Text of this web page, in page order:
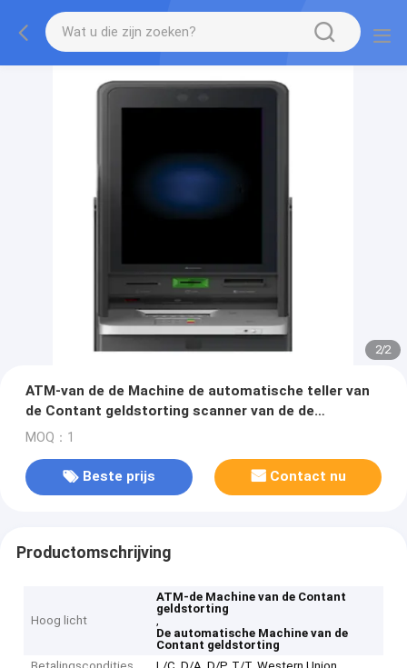
2/2
ATM-van de de Machine de automatische teller van
de Contant geldstorting scanner van de de
machinestreepjescode
MOQ：1
Beste prijs Contact nu
Productomschrijving
Hoog licht
ATM-de Machine van de Contant
geldstorting
,
De automatische Machine van de
Contant geldstorting